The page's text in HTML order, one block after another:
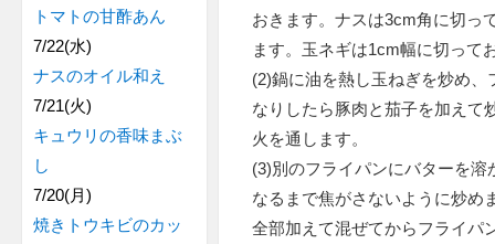
おきます。ナスは3cm角に切っ
ます。玉ネギは1cm幅に切って
(2)鍋に油を熱し玉ねぎを炒め
なりしたら豚肉と茄子を加えて
火を通します。
(3)別のフライパンにバターを
なるまで焦がさないように炒め
全部加えて混ぜてからフライパ
トマトの甘酢あん
7/22(水)
ナスのオイル和え
7/21(火)
キュウリの香味まぶ
し
7/20(月)
焼きトウキビのカッ